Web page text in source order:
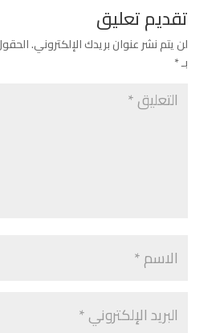
تقديم تعليق
لن يتم نشر عنوان بريدك الإلكتروني.
بـ*